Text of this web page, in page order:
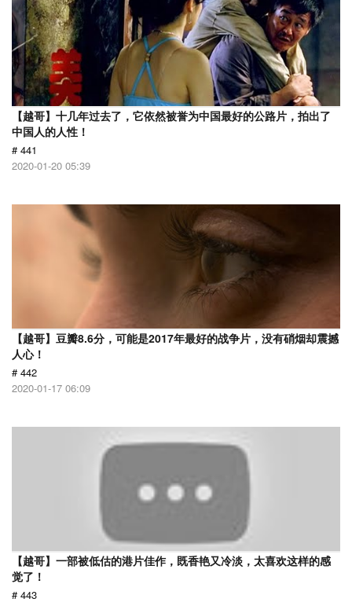
【越哥】十几年过去了，它依然被誉为中国最好的公路片，拍出了
中国人的人性！
# 441
2020-01-20 05:39
【越哥】豆瓣8.6分，可能是2017年最好的战争片，没有硝烟却震撼
人心！
# 442
2020-01-17 06:09
【越哥】一部被低估的港片佳作，既香艳又冷淡，太喜欢这样的感
觉了！
# 443